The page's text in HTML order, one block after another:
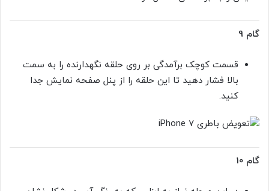
گام 9
قسمت کوچک برآمدگی بر روی حلقه نگهدارنده را به سمت
بالا فشار دهید تا این حلقه را از پنل صفحه نمایش جدا
کنید.
گام 10